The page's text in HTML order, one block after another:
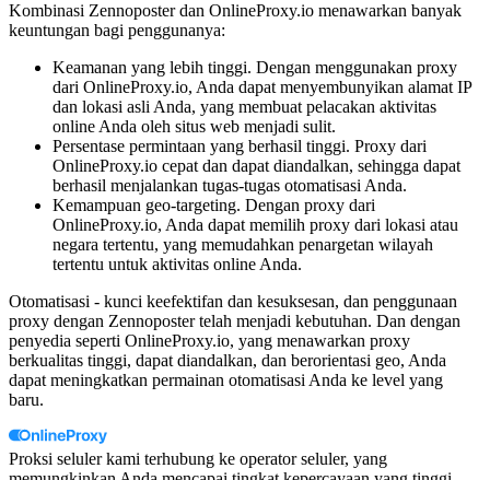
Kombinasi Zennoposter dan OnlineProxy.io menawarkan banyak
keuntungan bagi penggunanya:
Keamanan yang lebih tinggi. Dengan menggunakan proxy
dari OnlineProxy.io, Anda dapat menyembunyikan alamat IP
dan lokasi asli Anda, yang membuat pelacakan aktivitas
online Anda oleh situs web menjadi sulit.
Persentase permintaan yang berhasil tinggi. Proxy dari
OnlineProxy.io cepat dan dapat diandalkan, sehingga dapat
berhasil menjalankan tugas-tugas otomatisasi Anda.
Kemampuan geo-targeting. Dengan proxy dari
OnlineProxy.io, Anda dapat memilih proxy dari lokasi atau
negara tertentu, yang memudahkan penargetan wilayah
tertentu untuk aktivitas online Anda.
Otomatisasi - kunci keefektifan dan kesuksesan, dan penggunaan
proxy dengan Zennoposter telah menjadi kebutuhan. Dan dengan
penyedia seperti OnlineProxy.io, yang menawarkan proxy
berkualitas tinggi, dapat diandalkan, dan berorientasi geo, Anda
dapat meningkatkan permainan otomatisasi Anda ke level yang
baru.
Proksi seluler kami terhubung ke operator seluler, yang